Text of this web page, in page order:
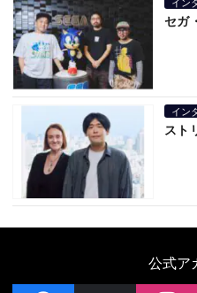
セガ
イン
スト
公式ア